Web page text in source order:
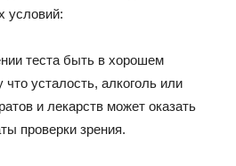
условий:
теста быть в хорошем
усталость, алкоголь или
и лекарств может оказать
проверки зрения.